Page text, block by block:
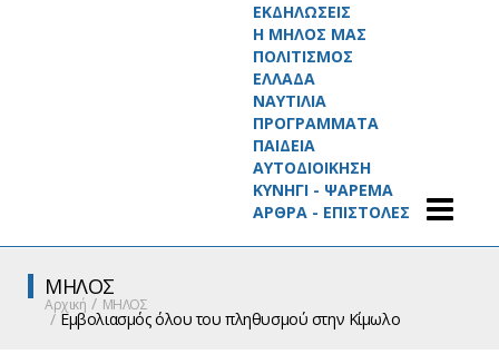
ΕΚΔΗΛΩΣΕΙΣ
Η ΜΗΛΟΣ ΜΑΣ
ΠΟΛΙΤΙΣΜΟΣ
ΕΛΛΑΔΑ
ΝΑΥΤΙΛΙΑ
ΠΡΟΓΡΑΜΜΑΤΑ
ΠΑΙΔΕΙΑ
ΑΥΤΟΔΙΟΙΚΗΣΗ
ΚΥΝΗΓΙ - ΨΑΡΕΜΑ
ΑΡΘΡΑ - ΕΠΙΣΤΟΛΕΣ
ΜΗΛΟΣ
Αρχική ΜΗΛΟΣ
Εμβολιασμός όλου του πληθυσμού στην Κίμωλο